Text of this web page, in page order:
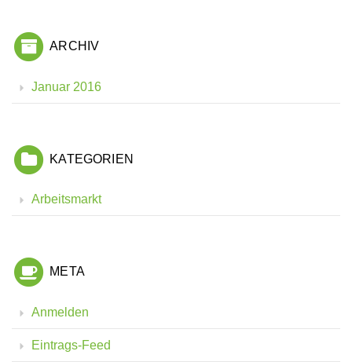
ARCHIV
Januar 2016
KATEGORIEN
Arbeitsmarkt
META
Anmelden
Eintrags-Feed